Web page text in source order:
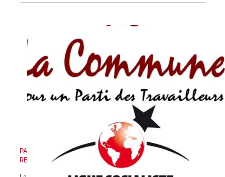
PAS DE RETRAIT, PAS DE TRÊVE ! PAS DE RETRAIT, PAS DE
RENTRÉE !